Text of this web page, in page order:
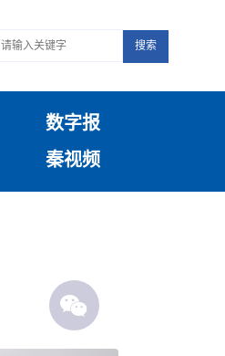
搜索
数字报
秦视频